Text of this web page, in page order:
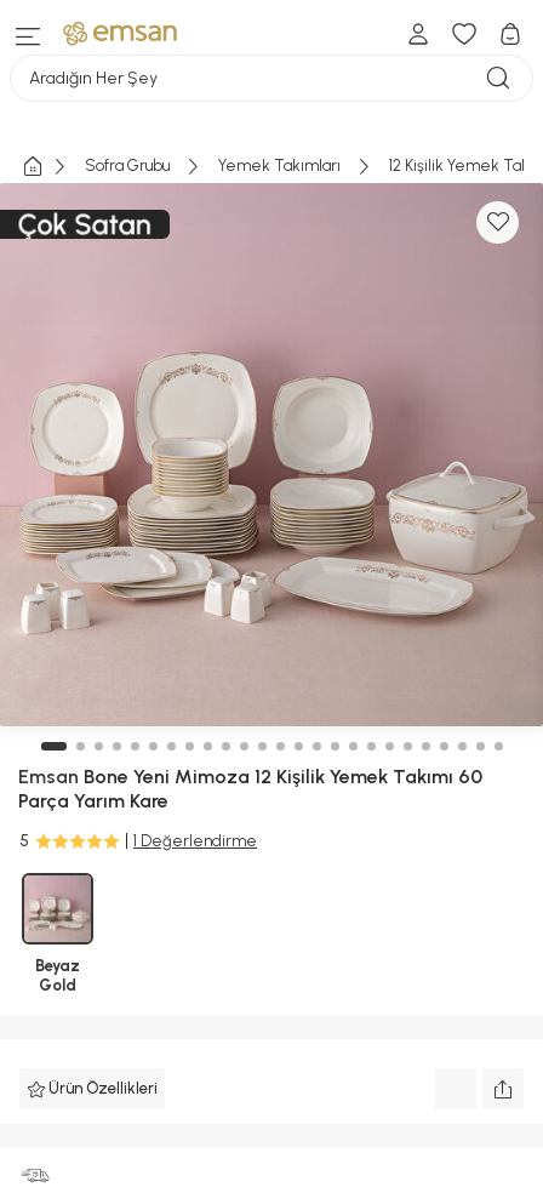
Aradığın Her Şey
Sofra Grubu Yemek Takımları 12 Kişilik Yemek
Emsan Bone Yeni Mimoza 12 Kişilik Yemek Takımı 60
Parça Yarım Kare
5 1 Değerlendirme
Beyaz
Gold
Ürün Özellikleri